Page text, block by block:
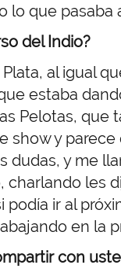
lo que pasaba
del Indio?
al igual
estaba
Pelotas, que
show y
dudas, y me
charlando les
ir al
en la
con